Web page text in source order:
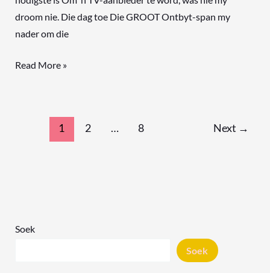
droom nie. Die dag toe Die GROOT Ontbyt-span my
nader om die
Read More »
1 2 … 8 Next →
Soek
Soek